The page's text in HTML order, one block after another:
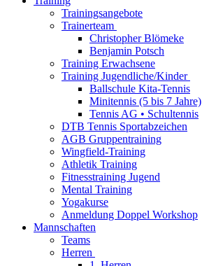
Trainingsangebote
Trainerteam
Christopher Blömeke
Benjamin Potsch
Training Erwachsene
Training Jugendliche/Kinder
Ballschule Kita-Tennis
Minitennis (5 bis 7 Jahre)
Tennis AG • Schultennis
DTB Tennis Sportabzeichen
AGB Gruppentraining
Wingfield-Training
Athletik Training
Fitnesstraining Jugend
Mental Training
Yogakurse
Anmeldung Doppel Workshop
Mannschaften
Teams
Herren